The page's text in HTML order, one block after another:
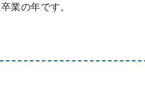
業の年です。